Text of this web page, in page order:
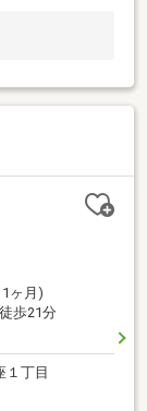
ヶ月)
歩21分
１丁目